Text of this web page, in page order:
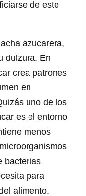
de este
azucarera,
dulzura. En
crea patrones
en
uno de los
es el entorno
menos
bacterias
para
alimento.